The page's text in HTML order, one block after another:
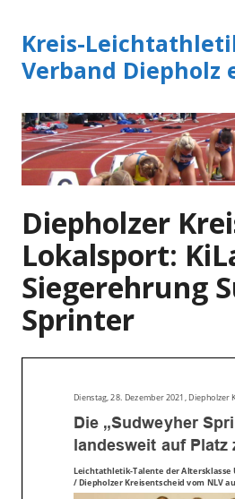
Inhalt
springen
Kreis-
Verband Diepholz
Diepholzer
Lokalsport:
Siegerehrung
Sprinter